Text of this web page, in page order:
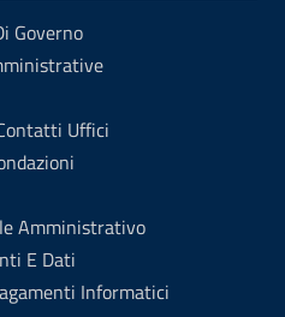
Governo
Uffici
Amministrativo
E Dati
Informatici